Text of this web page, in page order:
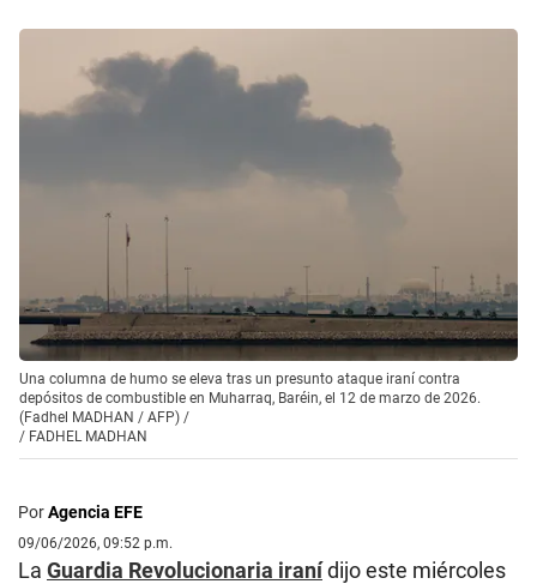
Una columna de humo se eleva tras un presunto ataque iraní contra
depósitos de combustible en Muharraq, Baréin, el 12 de marzo de 2026.
(Fadhel MADHAN / AFP) /
/ FADHEL MADHAN
PorAgencia EFE
09/06/2026, 09:52 p.m.
La Guardia Revolucionaria iranídijo este miércoles